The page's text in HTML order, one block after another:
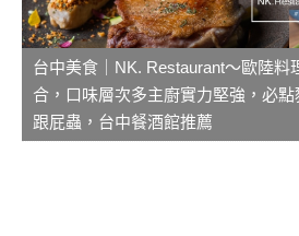
台中美食｜NK. Restaurant～歐陸料
合，口味層次多主廚實力堅強，必點
跟屁蟲，台中餐酒館推薦